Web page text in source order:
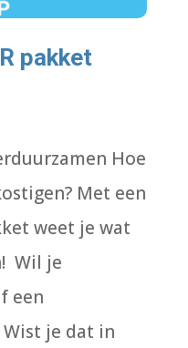
pakket
Hoe
Met een
weet je wat
Wil je
een
je dat in